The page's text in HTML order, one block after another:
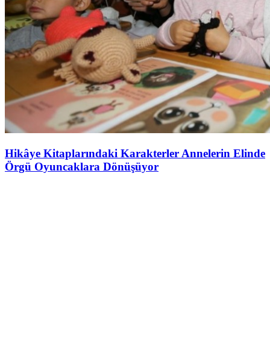
Hikâye Kitaplarındaki Karakterler Annelerin Elinde
Örgü Oyuncaklara Dönüşüyor